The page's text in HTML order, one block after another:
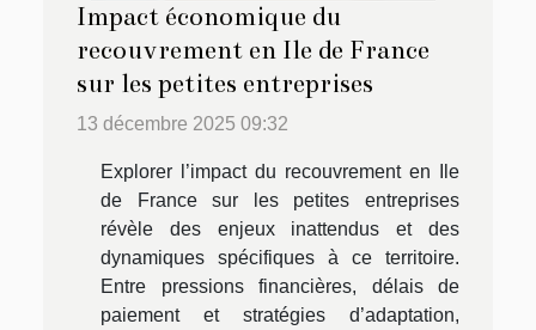
Impact économique du
recouvrement en Ile de France
sur les petites entreprises
13 décembre 2025 09:32
Explorer l’impact du recouvrement en Ile
de France sur les petites entreprises
révèle des enjeux inattendus et des
dynamiques spécifiques à ce territoire.
Entre pressions financières, délais de
paiement et stratégies d’adaptation,